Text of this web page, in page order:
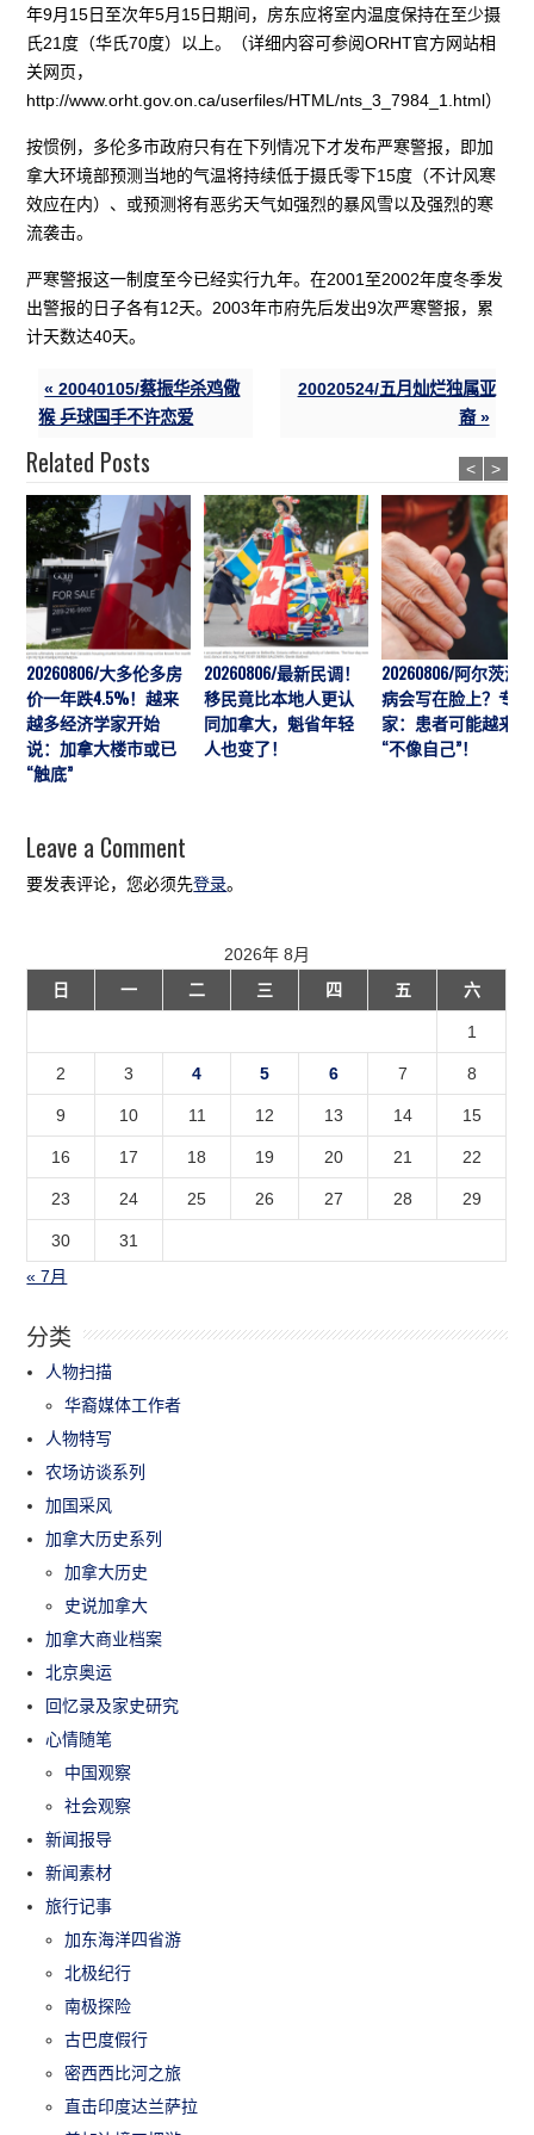
年9月15日至次年5月15日期间，房东应将室内温度保持在至少摄
氏21度（华氏70度）以上。（详细内容可参阅ORHT官方网站相
关网页，
http://www.orht.gov.on.ca/userfiles/HTML/nts_3_7984_1.html）
按惯例，多伦多市政府只有在下列情况下才发布严寒警报，即加
拿大环境部预测当地的气温将持续低于摄氏零下15度（不计风寒
效应在内）、或预测将有恶劣天气如强烈的暴风雪以及强烈的寒
流袭击。
严寒警报这一制度至今已经实行九年。在2001至2002年度冬季发
出警报的日子各有12天。2003年市府先后发出9次严寒警报，累
计天数达40天。
« 20040105/蔡振华杀鸡儆
猴 乒球国手不许恋爱
20020524/五月灿烂独属亚
裔 »
Related Posts
20260806/大多伦多房
价一年跌4.5%！越来
越多经济学家开始
说：加拿大楼市或已
“触底”
20260806/最新民调！
移民竟比本地人更认
同加拿大，魁省年轻
人也变了！
20260806/阿尔茨海
病会写在脸上？专
家：患者可能越来越
“不像自己”！
< >
Leave a Comment
要发表评论，您必须先登录。
2026年 8月
日
一 二 三 四 五 六
1
2 3 4 5 6 7 8
9 10 11 12 13 14 15
16 17 18 19 20 21 22
23 24 25 26 27 28 29
30
31
« 7月
分类
人物扫描
华裔媒体工作者
人物特写
农场访谈系列
加国采风
加拿大历史系列
加拿大历史
史说加拿大
加拿大商业档案
北京奥运
回忆录及家史研究
心情随笔
中国观察
社会观察
新闻报导
新闻素材
旅行记事
加东海洋四省游
北极纪行
南极探险
古巴度假行
密西西比河之旅
直击印度达兰萨拉